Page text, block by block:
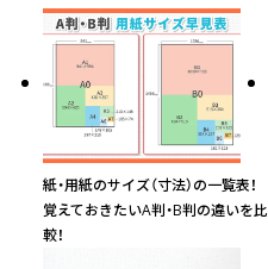
410
(￥6,490 税込)
￥4,445(税抜)
(￥4,890 税込)
420
(￥6,650 税込)
￥4,554(税抜)
(￥5,010 税込)
紙・用紙のサイズ（寸法）の一覧表！
覚えておきたいA判・B判の違いを比
較！